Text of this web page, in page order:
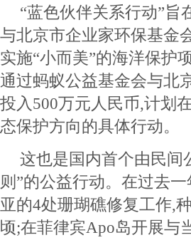
“蓝色伙伴关系行动”旨
与北京市企业家环保基金
实施“小而美”的海洋保护
通过蚂蚁公益基金会与北
投入500万元人民币,计划
态保护方向的具体行动。
这也是国内首个由民间
则”的公益行动。在过去
亚的4处珊瑚礁修复工作,
顷;在菲律宾Apo岛开展与